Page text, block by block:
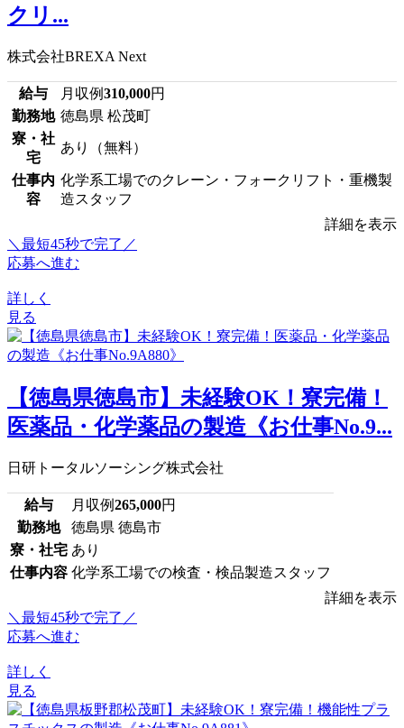
クリ...
株式会社BREXA Next
給与 月収例310,000円
勤務地 徳島県 松茂町
寮・社
宅
あり（無料）
仕事内
容
化学系工場でのクレーン・フォークリフト・重機製
造スタッフ
詳細を表示
＼最短45秒で完了／
応募へ進む
詳しく
見る
【徳島県徳島市】未経験OK！寮完備！
医薬品・化学薬品の製造《お仕事No.9...
日研トータルソーシング株式会社
給与 月収例265,000円
勤務地
徳島県 徳島市
寮・社宅 あり
仕事内容 化学系工場での検査・検品製造スタッフ
詳細を表示
＼最短45秒で完了／
応募へ進む
詳しく
見る